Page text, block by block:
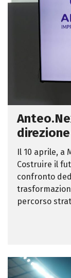
Il 10 aprile, a
Costruire il
confronto
percorso